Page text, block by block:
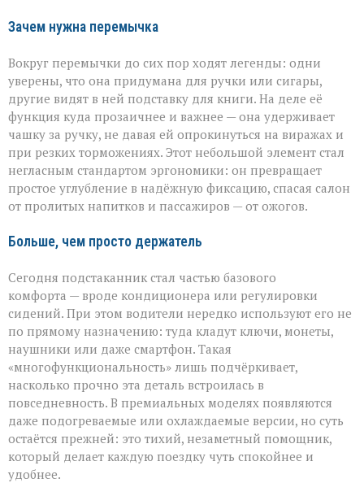
Зачем нужна перемычка
Вокруг перемычки до сих пор ходят легенды: одни
уверены, что она придумана для ручки или сигары,
другие видят в ней подставку для книги. На деле её
функция куда прозаичнее и важнее — она удерживает
чашку за ручку, не давая ей опрокинуться на виражах и
при резких торможениях. Этот небольшой элемент стал
негласным стандартом эргономики: он превращает
простое углубление в надёжную фиксацию, спасая салон
от пролитых напитков и пассажиров — от ожогов.
Больше, чем просто держатель
Сегодня подстаканник стал частью базового
комфорта — вроде кондиционера или регулировки
сидений. При этом водители нередко используют его не
по прямому назначению: туда кладут ключи, монеты,
наушники или даже смартфон. Такая
«многофункциональность» лишь подчёркивает,
насколько прочно эта деталь встроилась в
повседневность. В премиальных моделях появляются
даже подогреваемые или охлаждаемые версии, но суть
остаётся прежней: это тихий, незаметный помощник,
который делает каждую поездку чуть спокойнее и
удобнее.